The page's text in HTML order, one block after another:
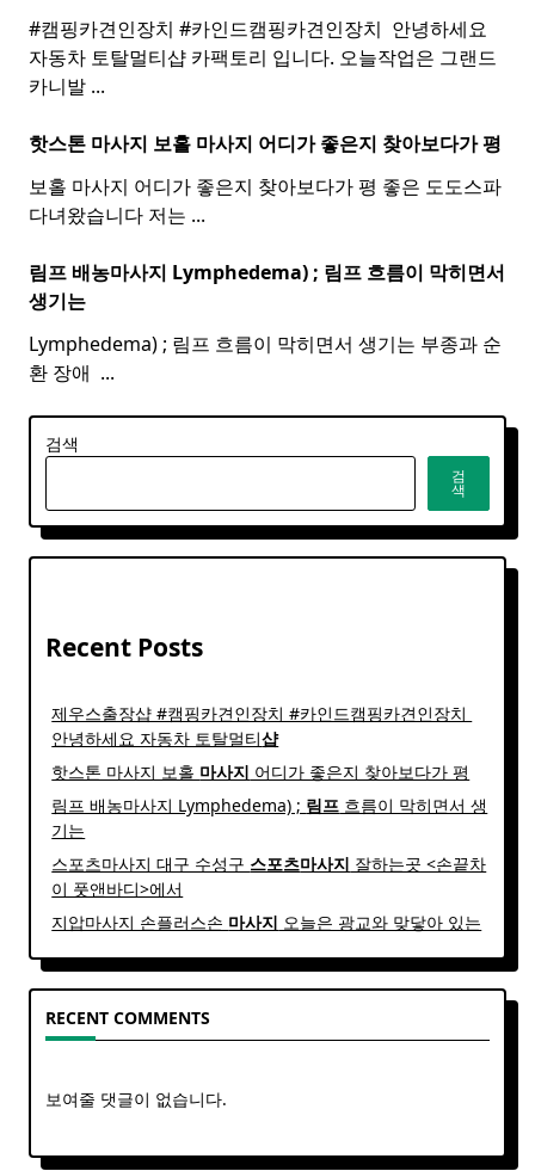
#캠핑카견인장치 #카인드캠핑카견인장치 ​ 안녕하세요
자동차 토탈멀티샵 카팩토리 입니다. 오늘작업은 그랜드
카니발 ...
핫스톤 마사지 보홀 마사지 어디가 좋은지 찾아보다가 평
보홀 마사지 어디가 좋은지 찾아보다가 평 좋은 도도스파
다녀왔습니다 저는 ...
림프 배농마사지 Lymphedema) ; 림프 흐름이 막히면서
생기는
Lymphedema) ; 림프 흐름이 막히면서 생기는 부종과 순
환 장애 ​ ...
검색
검
색
Recent Posts
제우스출장샵 #캠핑카견인장치 #카인드캠핑카견인장치 ​
안녕하세요 자동차 토탈멀티샵
핫스톤 마사지 보홀 마사지 어디가 좋은지 찾아보다가 평
림프 배농마사지 Lymphedema) ; 림프 흐름이 막히면서 생
기는
스포츠마사지 대구 수성구 스포츠마사지 잘하는곳 <손끝차
이 풋앤바디>에서
지압마사지 손플러스손 마사지 오늘은 광교와 맞닿아 있는
RECENT COMMENTS
보여줄 댓글이 없습니다.